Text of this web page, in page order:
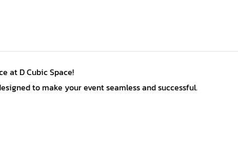
at D Cubic Space!
to make your event seamless and successful.